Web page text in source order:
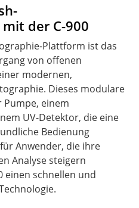
der C-900
Plattform ist das
von offenen
modernen,
Dieses modulare
Pumpe, einem
UV-Detektor, die eine
Bedienung
Anwender, die ihre
Analyse steigern
einen schnellen und